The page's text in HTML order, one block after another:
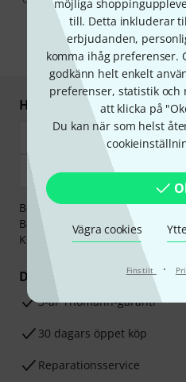
möjliga
till. Detta inkluderar
erbjudanden,
komma ihåg preferenser.
godkänn helt enkelt
preferenser, statistik och
att klicka på
Du kan när som helst
Vägra cookies
Finstilt ·
postreklam. Avregistrering är
information om
*
Handla och betala säkert
Betalningen kan göras tryggt
Banköverföring, PayPal,
Kreditkort.
Dina fördelar
3-år Thomann-garanti
30 dagars öppet köp
Reparationsservice